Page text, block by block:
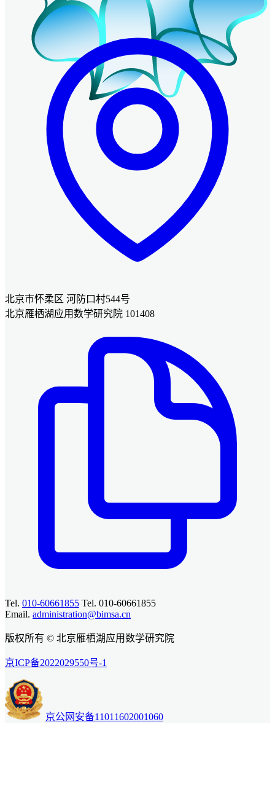
北京市怀柔区 河防口村544号
北京雁栖湖应用数学研究院 101408
Tel. 010-60661855 Tel. 010-60661855
Email. administration@bimsa.cn
版权所有 © 北京雁栖湖应用数学研究院
京ICP备2022029550号-1
京公网安备11011602001060